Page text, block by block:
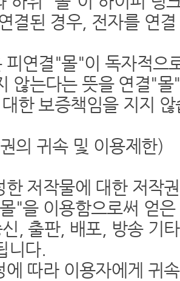
결된 경우, 전자를 연
연결"몰"이 독자적으
않는다는 뜻을 연결"
한 보증책임을 지지
의 귀속 및 이용제한)
저작물에 대한 저작
"을 이용함으로써 얻
, 출판, 배포, 방송 기
니다.
따라 이용자에게 귀